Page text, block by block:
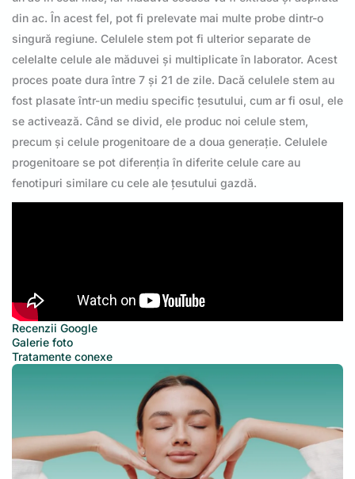
din ac. În acest fel, pot fi prelevate mai multe probe dintr-o
singură regiune. Celulele stem pot fi ulterior separate de
celelalte celule ale măduvei și multiplicate în laborator. Acest
proces poate dura între 7 și 21 de zile. Dacă celulele stem au
fost plasate într-un mediu specific țesutului, cum ar fi osul, ele
se activează. Când se divid, ele produc noi celule stem,
precum și celule progenitoare de a doua generație. Celulele
progenitoare se pot diferenția în diferite celule care au
fenotipuri similare cu cele ale țesutului gazdă.
Recenzii Google
Galerie foto
Tratamente conexe